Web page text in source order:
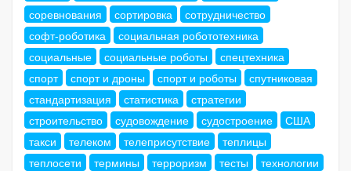
соревнования
сортировка
сотрудничество
софт-роботика
социальная робототехника
социальные
социальные роботы
спецтехника
спорт
спорт и дроны спорт и роботы
спутниковая
стандартизация
статистика
стратегии
строительство
судовождение судостроение
США
такси
телеком телеприсутствие
теплицы
теплосети
термины терроризм тесты
технологии